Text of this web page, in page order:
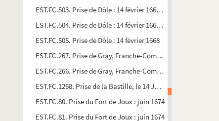
EST.FC.503. Prise de Dôle : 14 février 1668 (Galerie historique
EST.FC.504. Prise de Dôle : 14 février 1668 (Galerie historique
EST.FC.505. Prise de Dôle : 14 février 1668
EST.FC.267. Prise de Gray, Franche-Comté : 28 février 1674
EST.FC.266. Prise de Gray, Franche-Comté : 28 février 1674
EST.FC.1268. Prise de la Bastille, le 14 Juillet 1789
EST.FC.80. Prise du Fort de Joux : juin 1674
EST.FC.81. Prise du Fort de Joux : juin 1674